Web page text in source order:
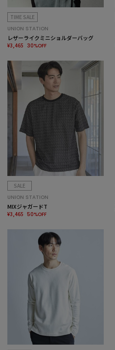
TIME SALE
UNION STATION
レザーライクミニショルダーバッグ
¥3,465 30%OFF
SALE
UNION STATION
MIXジャガードT
¥3,465 50%OFF